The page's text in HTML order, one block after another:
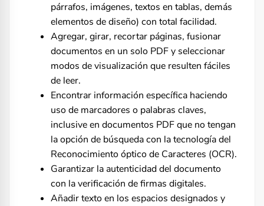
párrafos, imágenes, textos en tablas, demás
elementos de diseño) con total facilidad.
Agregar, girar, recortar páginas, fusionar
documentos en un solo PDF y seleccionar
modos de visualización que resulten fáciles
de leer.
Encontrar información específica haciendo
uso de marcadores o palabras claves,
inclusive en documentos PDF que no tengan
la opción de búsqueda con la tecnología del
Reconocimiento óptico de Caracteres (OCR).
Garantizar la autenticidad del documento
con la verificación de firmas digitales.
Añadir texto en los espacios designados y